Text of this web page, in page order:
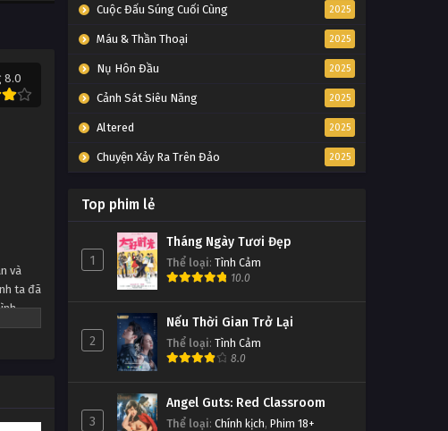
8.0
và
ta đã
...
Đấu Phá Thương Khung Ngoại
Đấu Phá Thương Khung Ngoại
Tập 126
Truyện Tập 125
Tập 125
Tập 124
Tập 123
Cuộc Đấu Súng Cuối Cùng 2025
Máu & Thần Thoại 2025
Nụ Hôn Đầu 2025
Cảnh Sát Siêu Năng 2025
Altered 2025
Chuyện Xảy Ra Trên Đảo 2025
Top phim lẻ
1
Tháng Ngày Tươi Đẹp
Thể loại: Tình Cảm
10.0
2
Nếu Thời Gian Trở Lại
Thể loại: Tình Cảm
8.0
3
Angel Guts: Red Classroom
Thể loại: Chính kịch, Phim 18+